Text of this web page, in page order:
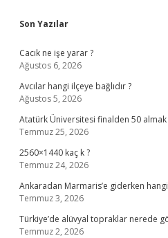
Sidebar
Son Yazılar
Cacık ne işe yarar ?
Ağustos 6, 2026
Avcılar hangi ilçeye bağlıdır ?
Ağustos 5, 2026
Atatürk Üniversitesi finalden 50
Temmuz 25, 2026
2560×1440 kaç k ?
Temmuz 24, 2026
Ankaradan Marmaris’e giderken
Temmuz 3, 2026
Türkiye’de alüvyal topraklar nerede
Temmuz 2, 2026